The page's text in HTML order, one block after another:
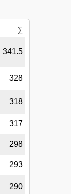
∑
341.5
328
318
317
298
293
290